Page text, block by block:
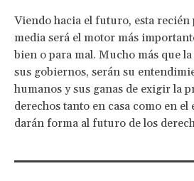
Viendo hacia el futuro, esta recién
media será el motor más
bien o para mal. Mucho más que
sus gobiernos, serán su
humanos y sus ganas de exigir la
derechos tanto en casa como en
darán forma al futuro de los